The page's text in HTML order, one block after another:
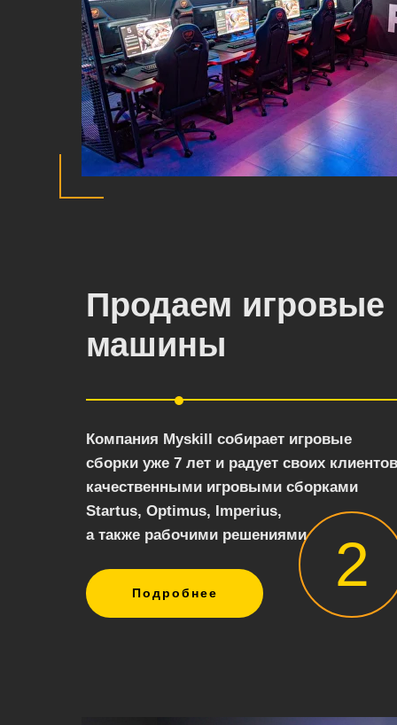
2
Компания Myskill собирает игровые
сборки уже 7 лет и радует своих клиентов
качественными игровыми сборками
Startus, Optimus, Imperius,
а также рабочими решениями
Продаем игровые
машины
Подробнее